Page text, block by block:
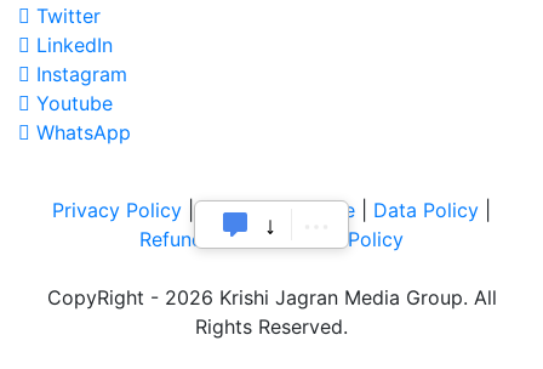
Twitter
LinkedIn
Instagram
Youtube
WhatsApp
Privacy Policy |Terms of Service Data Policy
Refund & Cancellation Policy
CopyRight - 2026 Krishi Jagran Media Group. All
Rights Reserved.